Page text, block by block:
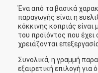
Ένα από τα βασικά
παραγωγής είναι η
κόκκινης κοπριάς
του προϊόντος που έχει
χρειάζονται
Συνολικά, η γραμμή
εξαιρετική επιλογή για